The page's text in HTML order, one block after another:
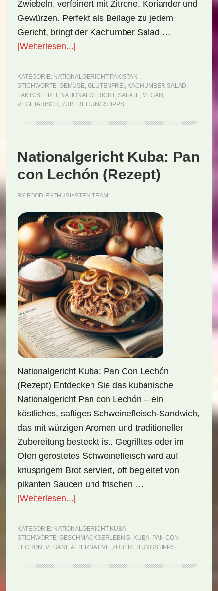
Zwiebeln, verfeinert mit Zitrone, Koriander und
Gewürzen. Perfekt als Beilage zu jedem
Gericht, bringt der Kachumber Salad …
[Weiterlesen...]ÜberNationalgericht
Kachumber
Salad
(Rezept)
KATEGORIE: NATIONALGERICHT PAKISTAN
STICHWORTE: GEMÜSE, GLUTENFREI , KACHUMBER SALAD,
LAKTOSEFREI , NATIONALGERICHT, SALATE, VEGAN ,
VEGETARISCH , ZUBEREITUNGSTIPPS
Nationalgericht Kuba: Pan
con Lechón (Rezept)
BY FOOD-ENTHUSIASTEN TEAM
Nationalgericht Kuba: Pan Con Lechón
(Rezept) Entdecken Sie das kubanische
Nationalgericht Pan con Lechón – ein
köstliches, saftiges Schweinefleisch-Sandwich,
das mit würzigen Aromen und traditioneller
Zubereitung besteckt ist. Gegrilltes oder im
Ofen geröstetes Schweinefleisch wird auf
knusprigem Brot serviert, oft begleitet von
pikanten Saucen und frischen …
[Weiterlesen...]ÜberNationalgericht
Pan
con
(Rezept)
KATEGORIE: NATIONALGERICHT KUBA
STICHWORTE: GESCHMACKSERLEBNIS, KUBA, PAN CON
LECHÓN , VEGANE ALTERNATIVE, ZUBEREITUNGSTIPPS